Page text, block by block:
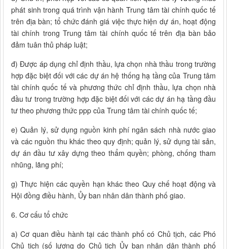
phát sinh trong quá trình vận hành Trung tâm tài chính quốc tế
trên địa bàn; tổ chức đánh giá việc thực hiện dự án, hoạt động
tài chính trong Trung tâm tài chính quốc tế trên địa bàn bảo
đảm tuân thủ pháp luật;
đ) Được áp dụng chỉ định thầu, lựa chọn nhà thầu trong trường
hợp đặc biệt đối với các dự án hệ thống hạ tầng của Trung tâm
tài chính quốc tế và phương thức chỉ định thầu, lựa chọn nhà
đầu tư trong trường hợp đặc biệt đối với các dự án hạ tầng đầu
tư theo phương thức ppp của Trung tâm tài chính quốc tế;
e) Quản lý, sử dụng nguồn kinh phí ngân sách nhà nước giao
và các nguồn thu khác theo quy định; quản lý, sử dụng tài sản,
dự án đầu tư xây dựng theo thẩm quyền; phòng, chống tham
nhũng, lãng phí;
g) Thực hiện các quyền hạn khác theo Quy chế hoạt động và
Hội đồng điều hành, Ủy ban nhân dân thành phố giao.
6. Cơ cấu tổ chức
a) Cơ quan điều hành tại các thành phố có Chủ tịch, các Phó
Chủ tịch (số lượng do Chủ tịch Ủy ban nhân dân thành phố